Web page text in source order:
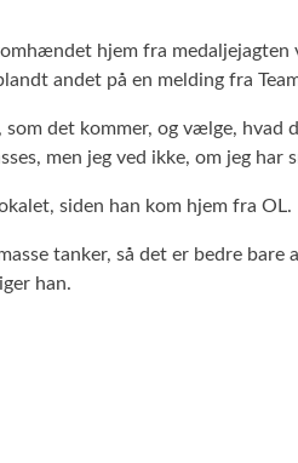
hjem fra
andet på en melding fra
som det kommer, og vælge,
men jeg ved ikke, om jeg
siden han kom hjem fra OL.
tanker, så det er bedre
han.